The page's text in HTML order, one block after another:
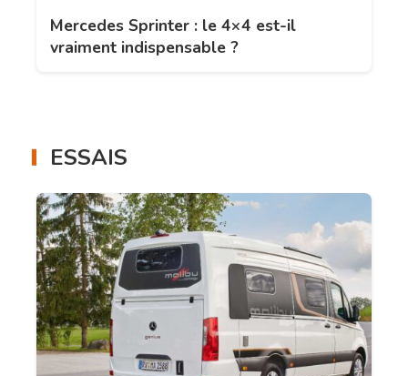
Mercedes Sprinter : le 4×4 est-il
vraiment indispensable ?
ESSAIS